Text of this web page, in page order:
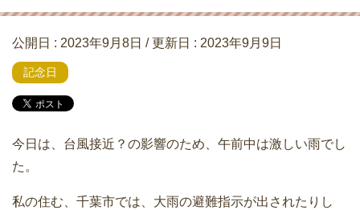
公開日 : 2023年9月8日 / 更新日 : 2023年9月9日
記念日
今日は、台風接近？の影響のため、午前中は激しい雨でし
た。
私の住む、千葉市では、大雨の避難指示が出されたりし